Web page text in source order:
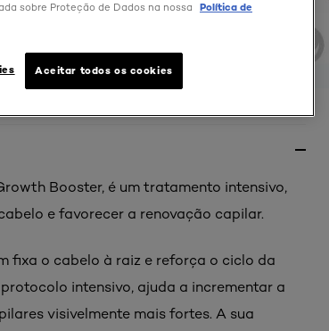
Booster, é um tratamento intensivo,
e favorecer a renovação capilar.
fixa o cabelo à raiz e reforça o ciclo da
intensivo, ajuda a incrementar a
visivelmente mais fortes. A sua
sobre Proteção de Dados na nossa
Política de
Aceitar todos os cookies